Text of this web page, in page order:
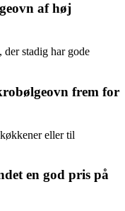
af høj
stadig har gode
frem for
eller til
en god pris på